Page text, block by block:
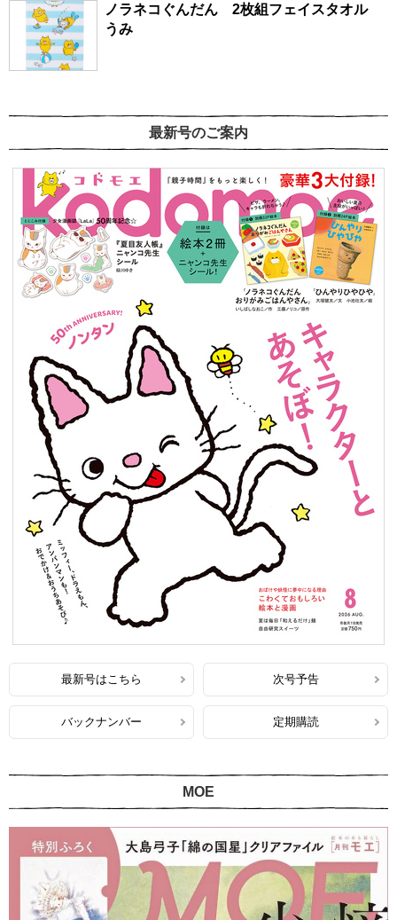
ノラネコぐんだん 2枚組フェイスタオル
うみ
最新号のご案内
最新号はこちら 次号予告
バックナンバー 定期購読
MOE